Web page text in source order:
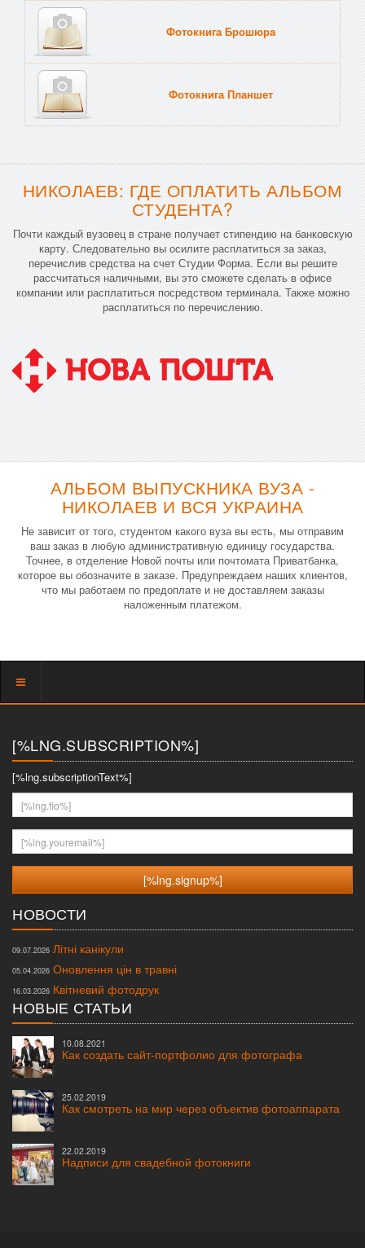
Фотокнига Брошюра
Фотокнига Планшет
НИКОЛАЕВ: ГДЕ ОПЛАТИТЬ АЛЬБОМ
СТУДЕНТА?
Почти каждый вузовец в стране получает стипендию на банковскую
карту. Следовательно вы осилите расплатиться за заказ,
перечислив средства на счет Студии Форма. Если вы решите
рассчитаться наличными, вы это сможете сделать в офисе
компании или расплатиться посредством терминала. Также можно
расплатиться по перечислению.
АЛЬБОМ ВЫПУСКНИКА ВУЗА -
НИКОЛАЕВ И ВСЯ УКРАИНА
Не зависит от того, студентом какого вуза вы есть, мы отправим
ваш заказ в любую административную единицу государства.
Точнее, в отделение Новой почты или почтомата Приватбанка,
которое вы обозначите в заказе. Предупреждаем наших клиентов,
что мы работаем по предоплате и не доставляем заказы
наложенным платежом.
Показать
[%LNG.SUBSCRIPTION%]
[%lng.subscriptionText%]
[%lng.fio%]
[%lng.youremail%]
НОВОСТИ
09.07.2026 Літні канікули
05.04.2026 Оновлення цін в травні
16.03.2026 Квітневий фотодрук
НОВЫЕ СТАТЬИ
10.08.2021
Как создать сайт-портфолио для фотографа
25.02.2019
Как смотреть на мир через объектив фотоаппарата
22.02.2019
Надписи для свадебной фотокниги